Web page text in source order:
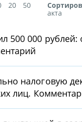
20
50
акта
500 000 рублей:
налоговую
лиц.